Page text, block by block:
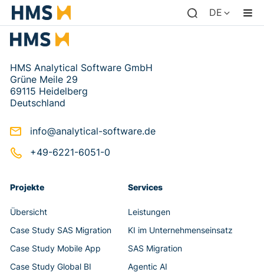
DE
HMS Analytical Software GmbH
Grüne Meile 29
69115 Heidelberg
Deutschland
info@analytical-software.de
+49-6221-6051-0
Projekte
Übersicht
Case Study SAS Migration
Case Study Mobile App
Case Study Global BI
Services
Leistungen
KI im Unternehmenseinsatz
SAS Migration
Agentic AI